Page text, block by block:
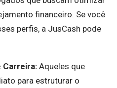
financeiro. Se você
perfis, a JusCash pode
Carreira: Aqueles que
para estruturar o